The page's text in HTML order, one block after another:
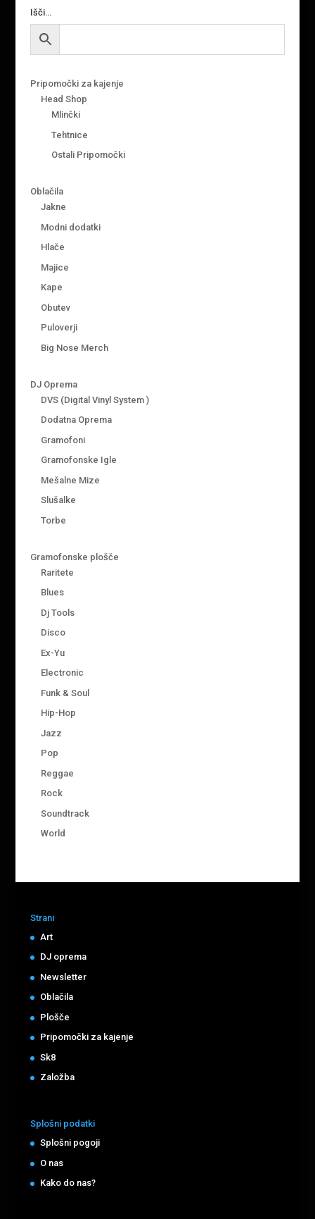
Išči…
Pripomočki za kajenje
Head Shop
Mlinčki
Tehtnice
Ostali Pripomočki
Oblačila
Jakne
Modni dodatki
Hlače
Majice
Kape
Obutev
Puloverji
Big Nose Merch
DJ Oprema
DVS (Digital Vinyl System )
Dodatna Oprema
Gramofoni
Gramofonske Igle
Mešalne Mize
Slušalke
Torbe
Gramofonske plošče
Raritete
Blues
Dj Tools
Disco
Ex-Yu
Electronic
Funk & Soul
Hip-Hop
Jazz
Pop
Reggae
Rock
Soundtrack
World
Strani
Art
DJ oprema
Newsletter
Oblačila
Plošče
Pripomočki za kajenje
Sk8
Založba
Splošni podatki
Splošni pogoji
O nas
Kako do nas?